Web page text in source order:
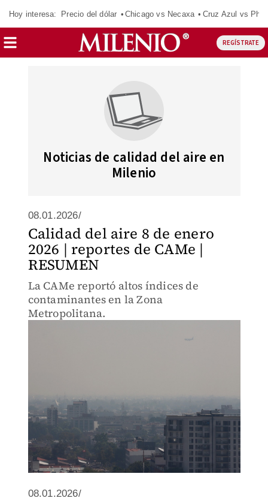
Hoy interesa: Precio del dólar Chicago vs Necaxa Cruz Azul vs
REGÍSTRATE
Noticias de calidad del aire en
Milenio
08.01.2026/
Calidad del aire 8 de enero
2026 | reportes de CAMe |
RESUMEN
La CAMe reportó altos índices de
contaminantes en la Zona
Metropolitana.
08.01.2026/